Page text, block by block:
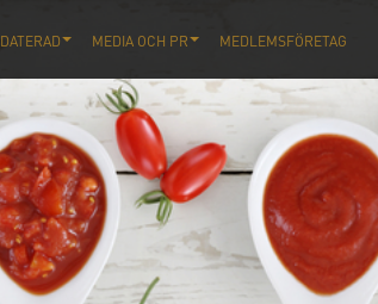
MEDIA OCH PR MEDLEMSFÖRETAG